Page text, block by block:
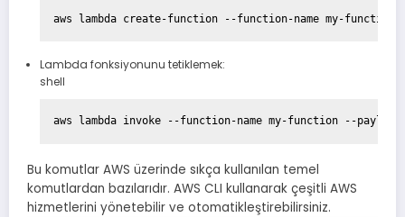
Lambda fonksiyonunu tetiklemek:
shell
Bu komutlar AWS üzerinde sıkça kullanılan temel
komutlardan bazılarıdır. AWS CLI kullanarak çeşitli AWS
hizmetlerini yönetebilir ve otomatikleştirebilirsiniz.